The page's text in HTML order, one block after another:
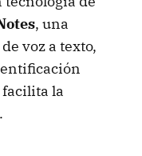
, una
voz a texto,
la